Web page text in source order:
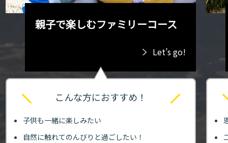
親子で楽しむファミリーコース
Let’s go!
こんな方におすすめ！
子供も一緒に楽しみたい
自然に触れてのんびりと過ごしたい！